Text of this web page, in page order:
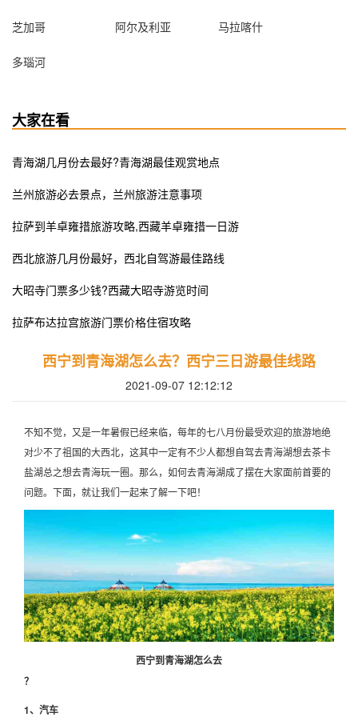
芝加哥 阿尔及利亚 马拉喀什
多瑙河
大家在看
青海湖几月份去最好?青海湖最佳观赏地点
兰州旅游必去景点，兰州旅游注意事项
拉萨到羊卓雍措旅游攻略,西藏羊卓雍措一日游
西北旅游几月份最好，西北自驾游最佳路线
大昭寺门票多少钱?西藏大昭寺游览时间
拉萨布达拉宫旅游门票价格住宿攻略
西宁到青海湖怎么去？西宁三日游最佳线路
2021-09-07 12:12:12
不知不觉，又是一年暑假已经来临，每年的七八月份最受欢迎的旅游地绝
对少不了祖国的大西北，这其中一定有不少人都想自驾去青海湖想去茶卡
盐湖总之想去青海玩一圈。那么，如何去青海湖成了摆在大家面前首要的
问题。下面，就让我们一起来了解一下吧！
西宁到青海湖怎么去
？
1、汽车